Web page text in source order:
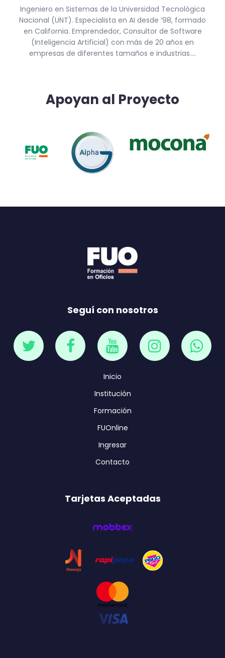
Ingeniero en Sistemas de la Universidad Tecnológica
Nacional (UNT). Especialista en AI desde ‘98, formado
en California. Emprendedor, Consultor de Software
(Inteligencia Artificial) con más de 20 años en
empresas de diferentes tamaños e industrias....
Apoyan al Proyecto
Seguí con nosotros
Inicio
Institución
Formación
FUOnline
Ingresar
Contacto
Tarjetas Aceptadas